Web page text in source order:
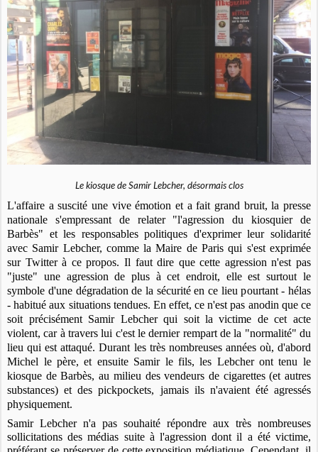
Le kiosque de Samir Lebcher, désormais clos
L'affaire a suscité une vive émotion et a fait grand bruit, la presse
nationale s'empressant de relater "l'agression du kiosquier de
Barbès" et les responsables politiques d'exprimer leur solidarité
avec Samir Lebcher, comme la Maire de Paris qui s'est exprimée
sur Twitter à ce propos. Il faut dire que cette agression n'est pas
"juste" une agression de plus à cet endroit, elle est surtout le
symbole d'une dégradation de la sécuritéen ce lieu pourtant - hélas
- habitué aux situations tendues. En effet, ce n'est pas anodin que ce
soit précisément Samir Lebcher qui soit la victime de cet acte
violent, car à travers lui c'est le dernier rempart de la "normalité" du
lieu qui est attaqué. Durant les très nombreuses années où, d'abord
Michel le père, et ensuite Samir le fils, les Lebcher ont tenu le
kiosque de Barbès, au milieu des vendeurs de cigarettes (et autres
substances) et des pickpockets, jamais ils n'avaient été agressés
physiquement.
Samir Lebcher n'a pas souhaité répondre aux très nombreuses
sollicitations des médias suite à l'agression dont il a été victime,